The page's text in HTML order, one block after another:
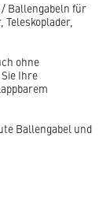
Ballengabeln für
Teleskoplader,
ohne
Ihre
Ballengabel und